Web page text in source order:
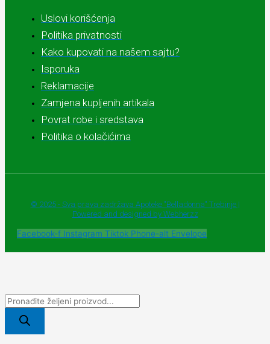
Uslovi korišćenja
Politika privatnosti
Kako kupovati na našem sajtu?
Isporuka
Reklamacije
Zamjena kupljenih artikala
Povrat robe i sredstava
Politika o kolačićima
© 2025 - Sva prava zadržava Apoteke "Belladonna" Trebinje |
Powered and designed by Webherzz
Facebook-f Instagram Tiktok Phone-alt Envelope